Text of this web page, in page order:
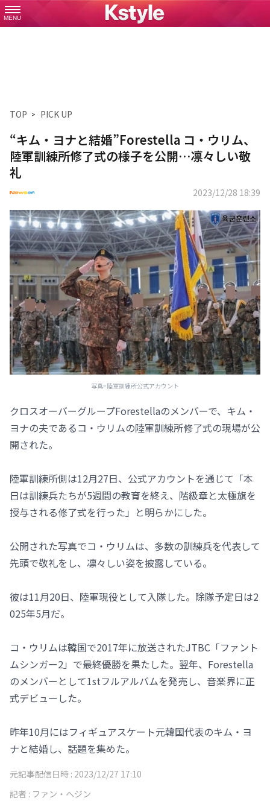
MENU
TOP PICK UP
“キム・ヨナと結婚”Forestella コ・ウリム、
陸軍訓練所修了式の様子を公開…凛々しい敬
礼
2023/12/28 18:39
写真=陸軍訓練所公式アカウント
クロスオーバーグループForestellaのメンバーで、キム・
ヨナの夫であるコ・ウリムの陸軍訓練所修了式の現場が公
開された。
陸軍訓練所側は12月27日、公式アカウントを通じて「本
日は訓練兵たちが5週間の教育を終え、階級章と太極旗を
授与される修了式を行った」と明らかにした。
公開された写真でコ・ウリムは、多数の訓練兵を代表して
先頭で敬礼をし、凛々しい姿を披露している。
彼は11月20日、陸軍現役として入隊した。除隊予定日は2
025年5月だ。
コ・ウリムは韓国で2017年に放送されたJTBC「ファント
ムシンガー2」で最終優勝を果たした。翌年、Forestella
のメンバーとして1stフルアルバムを発売し、音楽界に正
式デビューした。
昨年10月にはフィギュアスケート元韓国代表のキム・ヨ
ナと結婚し、話題を集めた。
元記事配信日時 : 2023/12/27 17:10
記者 : ファン・ヘジン